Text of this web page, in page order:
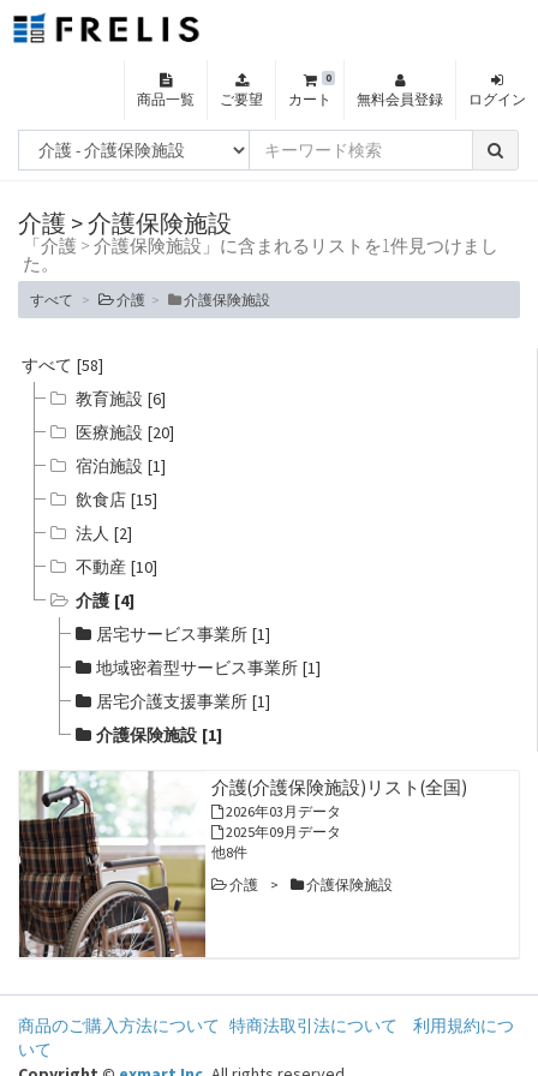
商品一覧 ご要望 カート
0
無料会員登録 ログイン
介護 > 介護保険施設
「介護 > 介護保険施設 」に含まれるリストを1件見つけまし
た。
すべて 介護 介護保険施設
すべて [58]
教育施設 [6]
医療施設 [20]
宿泊施設 [1]
飲食店 [15]
法人 [2]
不動産 [10]
介護 [4]
居宅サービス事業所 [1]
地域密着型サービス事業所 [1]
居宅介護支援事業所 [1]
介護保険施設 [1]
介護(介護保険施設)リスト(全国)
2026年03月データ
2025年09月データ
他8件
介護
> 介護保険施設
商品のご購入方法について 特商法取引法について
利用規約につ
いて